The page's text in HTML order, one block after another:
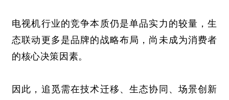
电视机行业的竞争本质仍是单品实力的较量，生
态联动更多是品牌的战略布局，尚未成为消费者
的核心决策因素。
因此，追觅需在技术迁移、生态协同、场景创新